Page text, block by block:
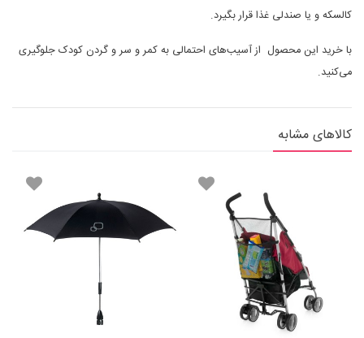
کالسکه و یا صندلی غذا قرار بگیرد.
با خرید این محصول از آسیب‌های احتمالی به کمر و سر و گردن کودک جلوگیری
می‌کنید.
کالاهای مشابه